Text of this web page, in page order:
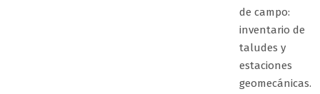
de campo:
inventario de
taludes y
estaciones
geomecánicas.